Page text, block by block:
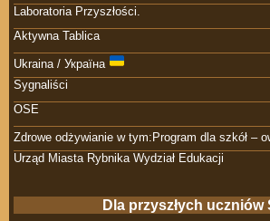
Laboratoria Przyszłości.
Aktywna Tablica
Ukraina / Україна
Sygnaliści
OSE
Zdrowe odżywianie w tym:Program dla szkół –
Urząd Miasta Rybnika Wydział Edukacji
Dla przyszłych uczniów